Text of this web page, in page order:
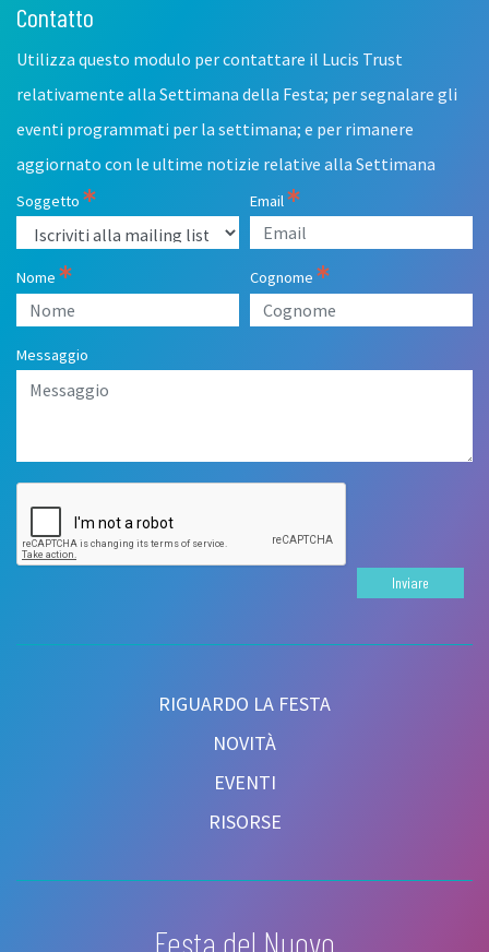
Festa del Nuovo
RIGUARDO LA FESTA
NOVITÀ
EVENTI
RISORSE
Leave
field
Contatto
Utilizza questo modulo per contattare il Lucis Trust
relativamente alla Settimana della Festa; per segnalare gli
eventi programmati per la settimana; e per rimanere
aggiornato con le ultime notizie relative alla Settimana
Soggetto Email
Nome Cognome
Messaggio
Inviare